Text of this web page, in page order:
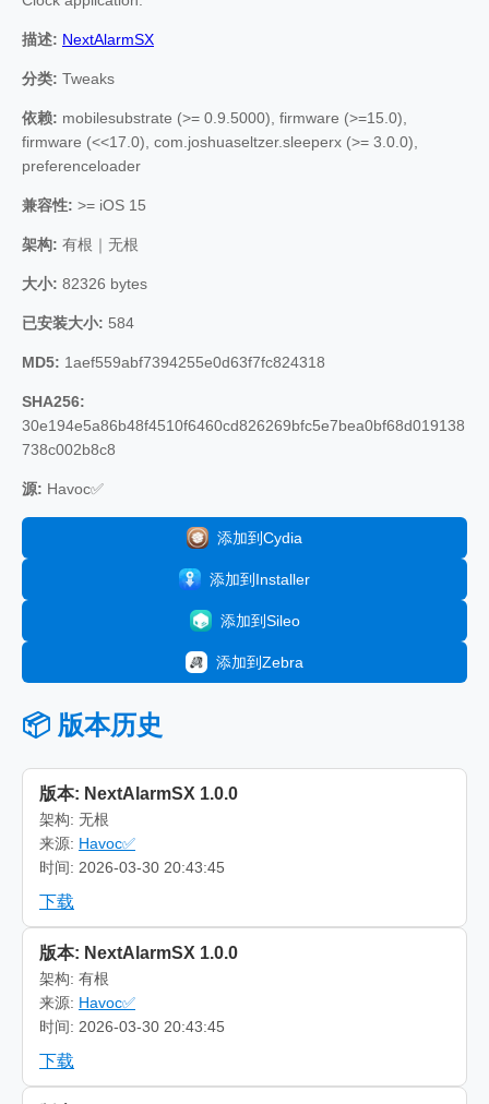
描述: NextAlarmSX
分类: Tweaks
依赖: mobilesubstrate (>= 0.9.5000), firmware (>=15.0),
firmware (<<17.0), com.joshuaseltzer.sleeperx (>= 3.0.0),
preferenceloader
兼容性: >= iOS 15
架构: 有根｜无根
大小: 82326 bytes
已安装大小: 584
MD5: 1aef559abf7394255e0d63f7fc824318
SHA256:
30e194e5a86b48f4510f6460cd826269bfc5e7bea0bf68d019138
738c002b8c8
源: Havoc✅
添加到Cydia
添加到Installer
添加到Sileo
添加到Zebra
📦 版本历史
版本: NextAlarmSX 1.0.0
架构: 无根
来源: Havoc✅
时间: 2026-03-30 20:43:45
下载
版本: NextAlarmSX 1.0.0
架构: 有根
来源: Havoc✅
时间: 2026-03-30 20:43:45
下载